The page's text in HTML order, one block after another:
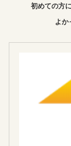
初めての方
よ